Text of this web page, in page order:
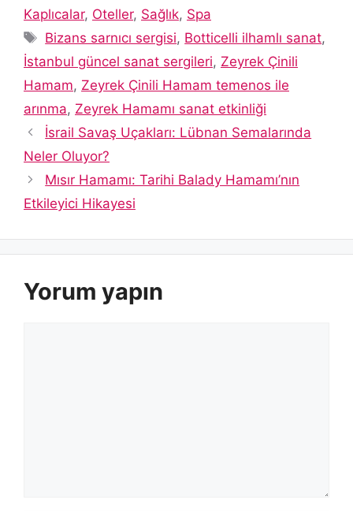
Kaplıcalar, Oteller, Sağlık, Spa
Etiketler
Bizans sarnıcı sergisi, Botticelli ilhamlı sanat,
İstanbul güncel sanat sergileri, Zeyrek Çinili
Hamam, Zeyrek Çinili Hamam temenos ile
arınma, Zeyrek Hamamı sanat etkinliği
İsrail Savaş Uçakları: Lübnan Semalarında
Neler Oluyor?
Mısır Hamamı: Tarihi Balady Hamamı’nın
Etkileyici Hikayesi
Yorum yapın